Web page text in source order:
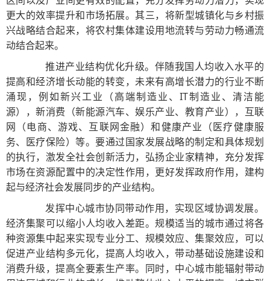
更大的效率提升和市场拓展。其三，将新型城镇化与乡村振
兴战略结合起来，将农村集体建设用地流转与劳动力畅通流
动结合起来。
推进产业结构优化升级。伴随我国人均收入水平的
提高和经济增长动能的转变，未来有高增长潜力的行业不断
涌现，例如新兴工业（高端制造业、IT制造业、清洁能
源），新消费（新能源汽车、娱乐产业、教育产业），互联
网（电商、游戏、互联网金融）和健康产业（医疗健康服
务、医疗保险）等。要通过国家发展战略的制定和具体规划
的执行，激发全社会创新活力，弘扬企业家精神，充分发挥
市场在资源配置中的决定性作用，更好发挥政府作用，建构
起与经济社会发展同步的产业结构。
发挥中心城市协同带动作用，实现区域协调发展。
经济集聚可以缩小人均收入差距。规模适当的城市通过将各
种资源集中起来实现专业分工、规模效应、集聚效应，可以
促进产业结构多元化，提高人均收入，带动基础设施建设和
消费升级，提高全要素生产率。同时，中心城市能辐射带动